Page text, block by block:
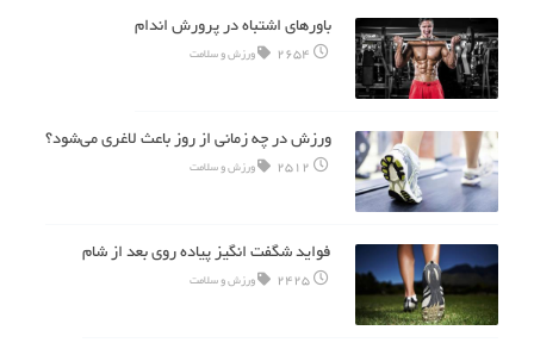
باورهای اشتباه در پرورش اندام
2654 ورزش و سلامت
ورزش در چه زمانی از روز باعث لاغری می‌شود؟
2512 ورزش و سلامت
فواید شگفت انگیز پیاده روی بعد از شام
2425 ورزش و سلامت